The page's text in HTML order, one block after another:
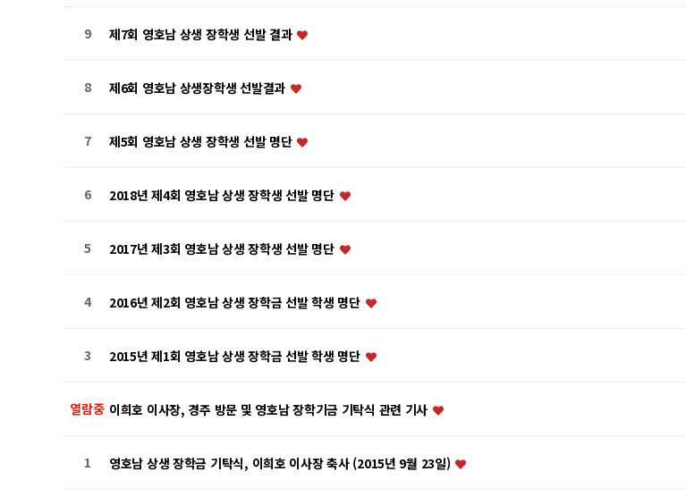
9 제7회 영호남 상생 장학생 선발 결과
8 제6회 영호남 상생장학생 선발결과
7 제5회 영호남 상생 장학생 선발 명단
6 2018년 제4회 영호남 상생 장학생 선발 명단
5 2017년 제3회 영호남 상생 장학생 선발 명단
4 2016년 제2회 영호남 상생 장학금 선발 학생 명단
3 2015년 제1회 영호남 상생 장학금 선발 학생 명단
열람중 이희호 이사장, 경주 방문 및 영호남 장학기금 기탁식 관련 기사
1 영호남 상생 장학금 기탁식, 이희호 이사장 축사 (2015년 9월 23일)